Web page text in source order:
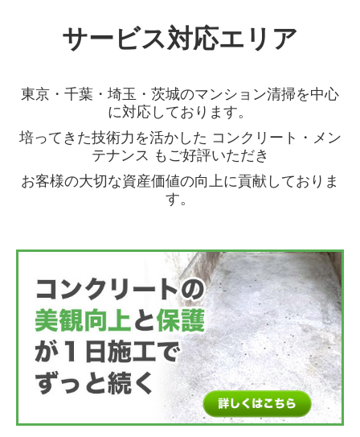
サービス対応エリア
東京・千葉・埼玉・茨城のマンション清掃を中心
に対応しております。
培ってきた技術力を活かした コンクリート・メン
テナンス もご好評いただき
お客様の大切な資産価値の向上に貢献しておりま
す。